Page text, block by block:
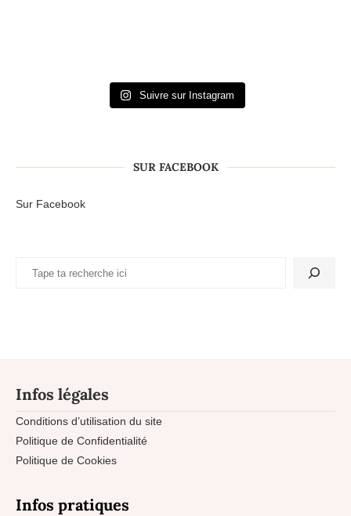
Suivre sur Instagram
SUR FACEBOOK
Sur Facebook
Infos légales
Conditions d’utilisation du site
Politique de Confidentialité
Politique de Cookies
Infos pratiques